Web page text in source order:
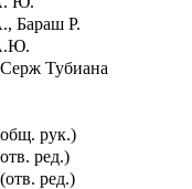
Бараш Р.
Тубиана
рук.)
ред.)
ред.)